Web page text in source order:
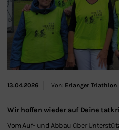
13.04.2026 Von: Erlanger Triathlon
Wir hoffen wieder auf Deine
Vom Auf- und Abbau über